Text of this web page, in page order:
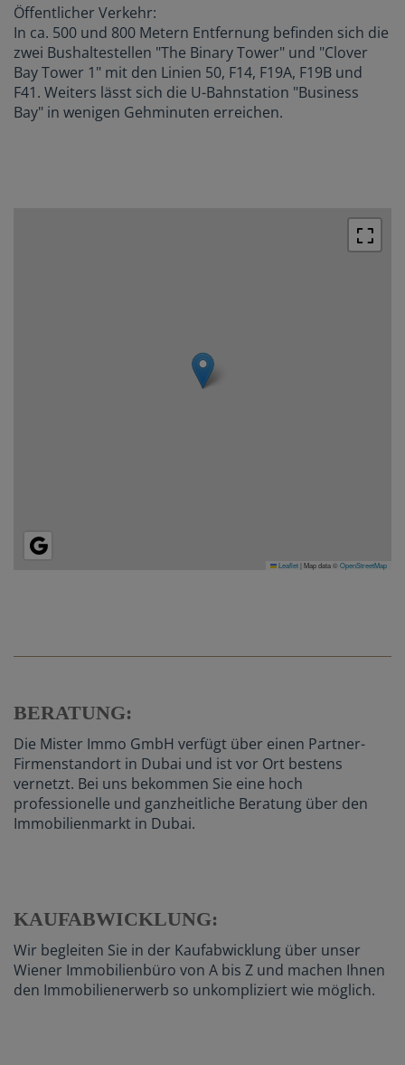
Öffentlicher Verkehr:
In ca. 500 und 800 Metern Entfernung befinden sich die
zwei Bushaltestellen "The Binary Tower" und "Clover
Bay Tower 1" mit den Linien 50, F14, F19A, F19B und
F41. Weiters lässt sich die U-Bahnstation "Business
Bay" in wenigen Gehminuten erreichen.
Leaflet| Map data ©OpenStreetMap
BERATUNG:
Die Mister Immo GmbH verfügt über einen Partner-
Firmenstandort in Dubai und ist vor Ort bestens
vernetzt. Bei uns bekommen Sie eine hoch
professionelle und ganzheitliche Beratung über den
Immobilienmarkt in Dubai.
KAUFABWICKLUNG:
Wir begleiten Sie in der Kaufabwicklung über unser
Wiener Immobilienbüro von A bis Z und machen Ihnen
den Immobilienerwerb so unkompliziert wie möglich.